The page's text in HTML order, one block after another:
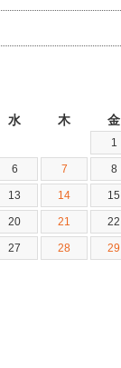
水 木 金
1
6 7 8
13 14 15
20 21 22
27 28 29